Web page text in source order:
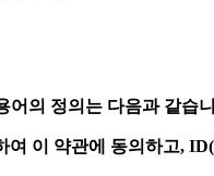
의 정의는 다음과 같습
이 약관에 동의하고, ID(